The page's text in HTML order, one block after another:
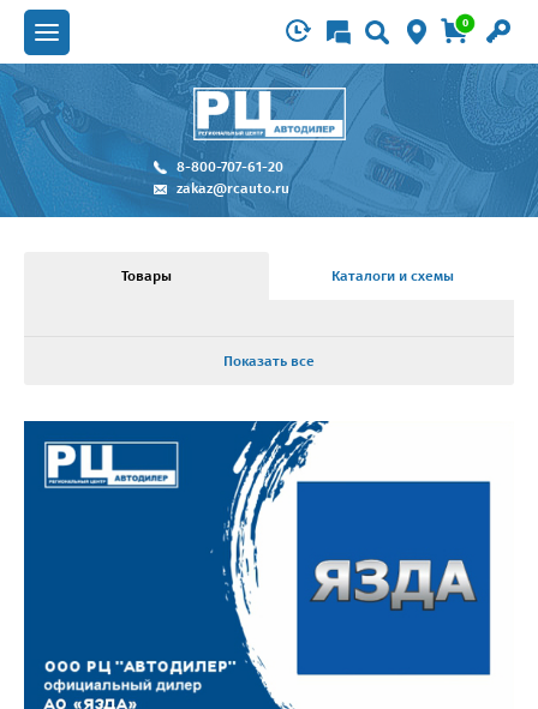
0
8-800-707-61-20
zakaz@rcauto.ru
Товары Каталоги и схемы
Показать все